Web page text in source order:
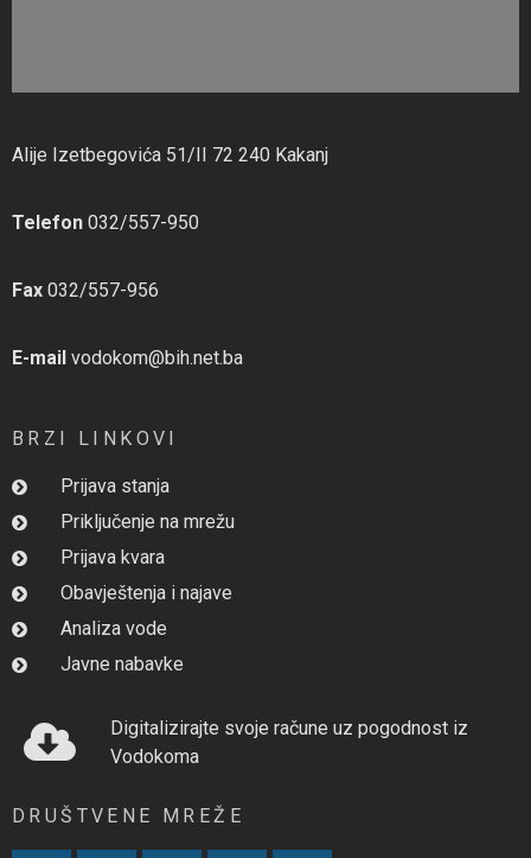
Alije Izetbegovića 51/II 72 240 Kakanj
Telefon 032/557-950
Fax 032/557-956
E-mail vodokom@bih.net.ba
BRZI LINKOVI
Prijava stanja
Priključenje na mrežu
Prijava kvara
Obavještenja i najave
Analiza vode
Javne nabavke
Digitalizirajte svoje račune uz pogodnost iz
Vodokoma
DRUŠTVENE MREŽE